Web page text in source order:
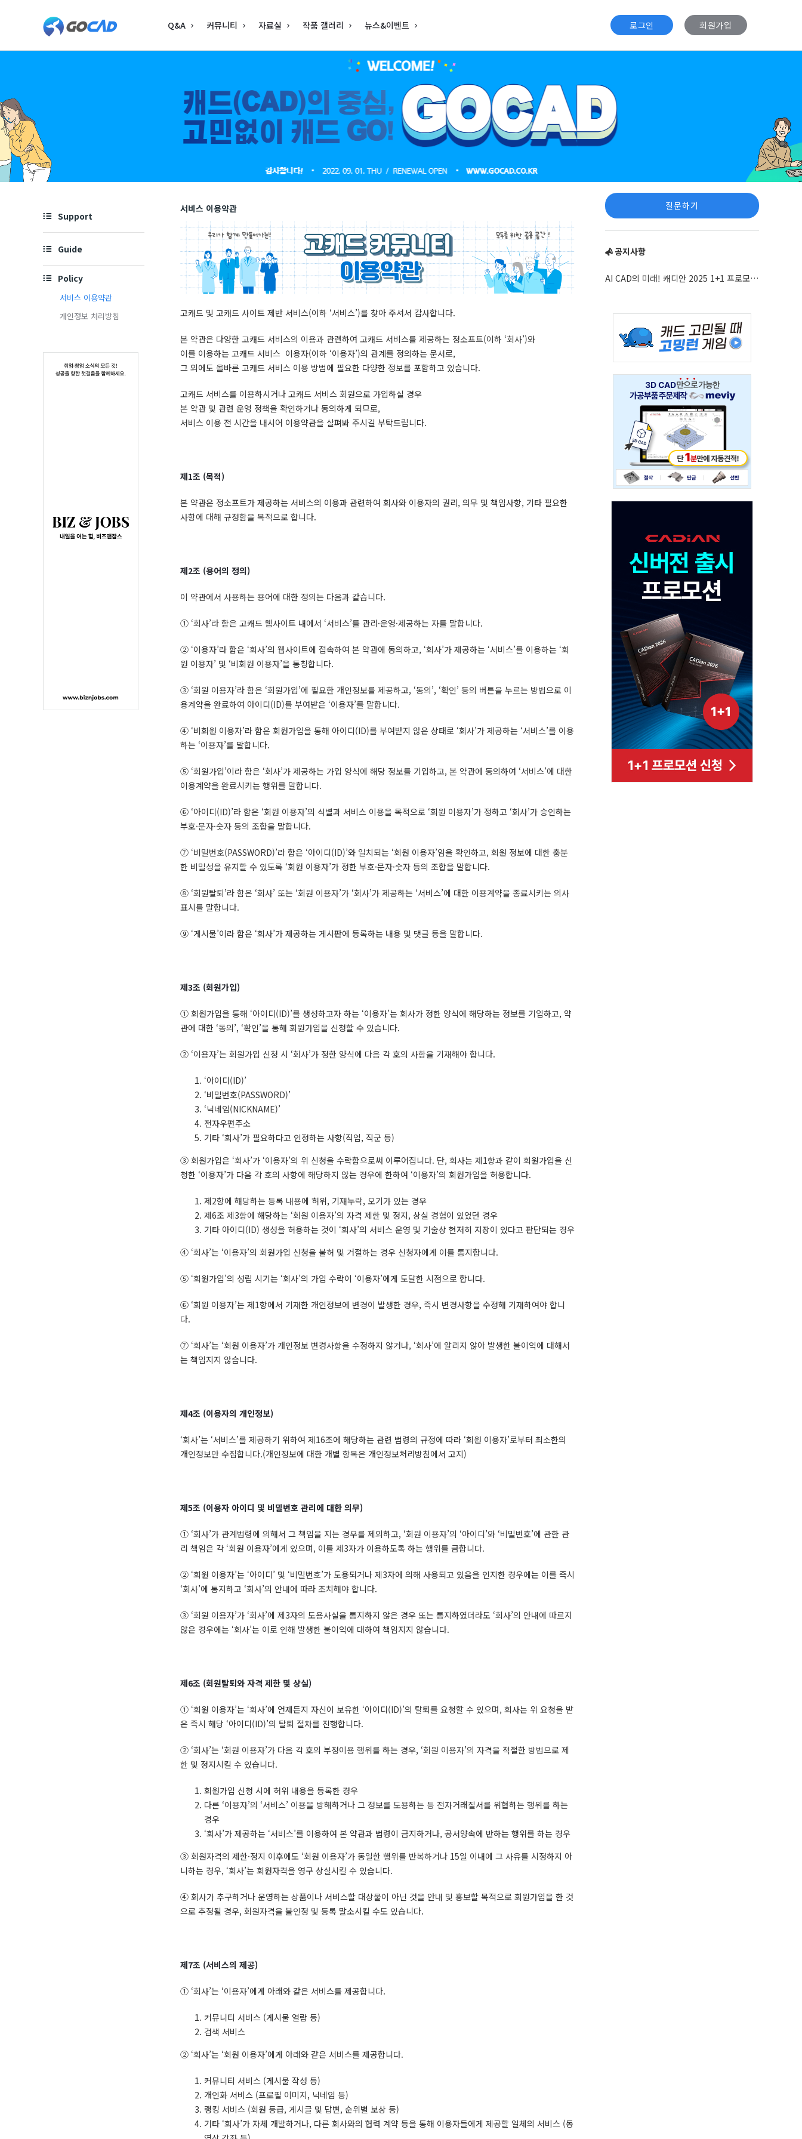
로그인 회원가입
캐
(CAD)
정
중
심
캐
드
(CAD)
보
Navigation
Q&A 커뮤니티 자료실 작품 갤러리 뉴스&이벤트
서비스 이용약관
고캐드 및 고캐드 사이트 제반 서비스(이하 ‘서비스’)를 찾아 주셔서 감사합니다.
본 약관은 다양한 고캐드 서비스의 이용과 관련하여 고캐드 서비스를 제공하는 정소프트(이하 ‘회사’)와
이를 이용하는 고캐드 서비스 이용자(이하 ‘이용자’)의 관계를 정의하는 문서로,
그 외에도 올바른 고캐드 서비스 이용 방법에 필요한 다양한 정보를 포함하고 있습니다.
고캐드 서비스를 이용하시거나 고캐드 서비스 회원으로 가입하실 경우
본 약관 및 관련 운영 정책을 확인하거나 동의하게 되므로,
서비스 이용 전 시간을 내시어 이용약관을 살펴봐 주시길 부탁드립니다.
제1조 (목적)
본 약관은 정소프트가 제공하는 서비스의 이용과 관련하여 회사와 이용자의 권리, 의무 및 책임사항, 기타 필요한
사항에 대해 규정함을 목적으로 합니다.
제2조 (용어의 정의)
이 약관에서 사용하는 용어에 대한 정의는 다음과 같습니다.
① ‘회사’라 함은 고캐드 웹사이트 내에서 ‘서비스’를 관리·운영·제공하는 자를 말합니다.
② ‘이용자’라 함은 ‘회사’의 웹사이트에 접속하여 본 약관에 동의하고, ‘회사’가 제공하는 ‘서비스’를 이용하는 ‘회
원 이용자’ 및 ‘비회원 이용자’을 통칭합니다.
③ ‘회원 이용자’라 함은 ‘회원가입’에 필요한 개인정보를 제공하고, ‘동의’, ‘확인’ 등의 버튼을 누르는 방법으로 이
용계약을 완료하여 아이디(ID)를 부여받은 ‘이용자’를 말합니다.
④ ‘비회원 이용자’라 함은 회원가입을 통해 아이디(ID)를 부여받지 않은 상태로 ‘회사’가 제공하는 ‘서비스’를 이용
하는 ‘이용자’를 말합니다.
⑤ ‘회원가입’이라 함은 ‘회사’가 제공하는 가입 양식에 해당 정보를 기입하고, 본 약관에 동의하여 ‘서비스’에 대한
이용계약을 완료시키는 행위를 말합니다.
⑥ ‘아이디(ID)’라 함은 ‘회원 이용자’의 식별과 서비스 이용을 목적으로 ‘회원 이용자’가 정하고 ‘회사’가 승인하는
부호·문자·숫자 등의 조합을 말합니다.
⑦ ‘비밀번호(PASSWORD)’라 함은 ‘아이디(ID)’와 일치되는 ‘회원 이용자’임을 확인하고, 회원 정보에 대한 충분
한 비밀성을 유지할 수 있도록 ‘회원 이용자’가 정한 부호·문자·숫자 등의 조합을 말합니다.
⑧ ‘회원탈퇴’라 함은 ‘회사’ 또는 ‘회원 이용자’가 ‘회사’가 제공하는 ‘서비스’에 대한 이용계약을 종료시키는 의사
표시를 말합니다.
⑨ ‘게시물’이라 함은 ‘회사’가 제공하는 게시판에 등록하는 내용 및 댓글 등을 말합니다.
제3조 (회원가입)
① 회원가입을 통해 ‘아이디(ID)’를 생성하고자 하는 ‘이용자’는 회사가 정한 양식에 해당하는 정보를 기입하고, 약
관에 대한 ‘동의’, ‘확인’을 통해 회원가입을 신청할 수 있습니다.
② ‘이용자’는 회원가입 신청 시 ‘회사’가 정한 양식에 다음 각 호의 사항을 기재해야 합니다.
‘아이디(ID)’
‘비밀번호(PASSWORD)’
‘닉네임(NICKNAME)’
전자우편주소
기타 ‘회사’가 필요하다고 인정하는 사항(직업, 직군 등)
③ 회원가입은 ‘회사’가 ‘이용자’의 위 신청을 수락함으로써 이루어집니다. 단, 회사는 제1항과 같이 회원가입을 신
청한 ‘이용자’가 다음 각 호의 사항에 해당하지 않는 경우에 한하여 ‘이용자’의 회원가입을 허용합니다.
제2항에 해당하는 등록 내용에 허위, 기재누락, 오기가 있는 경우
제6조 제3항에 해당하는 ‘회원 이용자’의 자격 제한 및 정지, 상실 경험이 있었던 경우
기타 아이디(ID) 생성을 허용하는 것이 ‘회사’의 서비스 운영 및 기술상 현저히 지장이 있다고 판단되는 경우
④ ‘회사’는 ‘이용자’의 회원가입 신청을 불허 및 거절하는 경우 신청자에게 이를 통지합니다.
⑤ ‘회원가입’의 성립 시기는 ‘회사’의 가입 수락이 ‘이용자’에게 도달한 시점으로 합니다.
⑥ ‘회원 이용자’는 제1항에서 기재한 개인정보에 변경이 발생한 경우, 즉시 변경사항을 수정해 기재하여야 합니
다.
⑦ ‘회사’는 ‘회원 이용자’가 개인정보 변경사항을 수정하지 않거나, ‘회사’에 알리지 않아 발생한 불이익에 대해서
는 책임지지 않습니다.
제4조 (이용자의 개인정보)
‘회사’는 ‘서비스’를 제공하기 위하여 제16조에 해당하는 관련 법령의 규정에 따라 ‘회원 이용자’로부터 최소한의
개인정보만 수집합니다.(개인정보에 대한 개별 항목은 개인정보처리방침에서 고지)
제5조 (이용자 아이디 및 비밀번호 관리에 대한 의무)
① ‘회사’가 관계법령에 의해서 그 책임을 지는 경우를 제외하고, ‘회원 이용자’의 ‘아이디’와 ‘비밀번호’에 관한 관
리 책임은 각 ‘회원 이용자’에게 있으며, 이를 제3자가 이용하도록 하는 행위를 금합니다.
② ‘회원 이용자’는 ‘아이디’ 및 ‘비밀번호’가 도용되거나 제3자에 의해 사용되고 있음을 인지한 경우에는 이를 즉시
‘회사’에 통지하고 ‘회사’의 안내에 따라 조치해야 합니다.
③ ‘회원 이용자’가 ‘회사’에 제3자의 도용사실을 통지하지 않은 경우 또는 통지하였더라도 ‘회사’의 안내에 따르지
않은 경우에는 ‘회사’는 이로 인해 발생한 불이익에 대하여 책임지지 않습니다.
제6조 (회원탈퇴와 자격 제한 및 상실)
① ‘회원 이용자’는 ‘회사’에 언제든지 자신이 보유한 ‘아이디(ID)’의 탈퇴를 요청할 수 있으며, 회사는 위 요청을 받
은 즉시 해당 ‘아이디(ID)’의 탈퇴 절차를 진행합니다.
② ‘회사’는 ‘회원 이용자’가 다음 각 호의 부정이용 행위를 하는 경우, ‘회원 이용자’의 자격을 적절한 방법으로 제
한 및 정지시킬 수 있습니다.
회원가입 신청 시에 허위 내용을 등록한 경우
다른 ‘이용자’의 ‘서비스’ 이용을 방해하거나 그 정보를 도용하는 등 전자거래질서를 위협하는 행위를 하는
경우
‘회사’가 제공하는 ‘서비스’를 이용하여 본 약관과 법령이 금지하거나, 공서양속에 반하는 행위를 하는 경우
③ 회원자격의 제한·정지 이후에도 ‘회원 이용자’가 동일한 행위를 반복하거나 15일 이내에 그 사유를 시정하지 아
니하는 경우, ‘회사’는 회원자격을 영구 상실시킬 수 있습니다.
④ 회사가 추구하거나 운영하는 상품이나 서비스할 대상물이 아닌 것을 안내 및 홍보할 목적으로 회원가입을 한 것
으로 추정될 경우, 회원자격을 불인정 및 등록 말소시킬 수도 있습니다.
제7조 (서비스의 제공)
① ‘회사’는 ‘이용자’에게 아래와 같은 서비스를 제공합니다.
커뮤니티 서비스 (게시물 열람 등)
검색 서비스
② ‘회사’는 ‘회원 이용자’에게 아래와 같은 서비스를 제공합니다.
커뮤니티 서비스 (게시물 작성 등)
개인화 서비스 (프로필 이미지, 닉네임 등)
랭킹 서비스 (회원 등급, 게시글 및 답변, 순위별 보상 등)
기타 ‘회사’가 자체 개발하거나, 다른 회사와의 협력 계약 등을 통해 이용자들에게 제공할 일체의 서비스 (동
Sidebar
질문하기
공지사항
AI CAD의 미래! 캐디안 2025 1+1 프로모션 안내
234x60
234x60
120x600
Explore
Support
Guide
Policy
서비스 이용약관
개인정보 처리방침